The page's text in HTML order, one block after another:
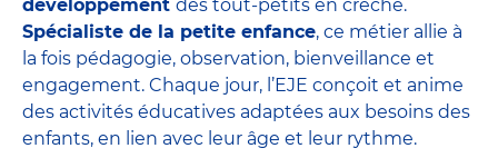
développement des tout-petits en crèche.
Spécialiste de la petite enfance, ce métier allie à
la fois pédagogie, observation, bienveillance et
engagement. Chaque jour, l’EJE conçoit et anime
des activités éducatives adaptées aux besoins des
enfants, en lien avec leur âge et leur rythme.